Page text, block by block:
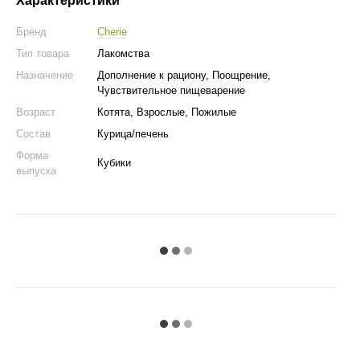
Бренд
Cherie
Тип товара
Лакомства
Назначение
Дополнение к рациону, Поощрение,
Чувствительное пищеварение
Возраст
Котята, Взрослые, Пожилые
Состав
Курица/печень
Форма
выпуска
Кубики